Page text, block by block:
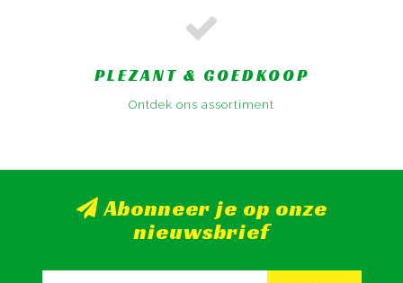
PLEZANT & GOEDKOOP
Ontdek ons assortiment
Abonneer je op onze
nieuwsbrief